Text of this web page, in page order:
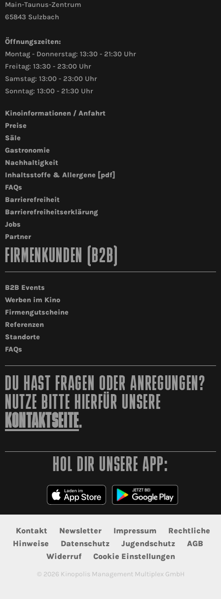
Main-Taunus-Zentrum
65843 Sulzbach
Öffnungszeiten:
Montag - Donnerstag: 13:30 - 21:30 Uhr
Freitag: 13:30 - 23:00 Uhr
Samstag: 13:00 - 23:00 Uhr
Sonntag: 13:00 - 21:30 Uhr
Kinoinformationen / Anfahrt
Preise
Säle
Gastronomie
Nachhaltigkeit
Inhaltsstoffe & Allergene [pdf]
FAQs
Barrierefreiheit
Barrierefreiheitserklärung
Jobs
Partner
FIRMENKUNDEN (B2B)
B2B Events
Werben im Kino
Firmengutscheine
Referenzen
Standorte
FAQs
DU HAST FRAGEN ODER ANREGUNGEN?
NUTZE BITTE HIERFÜR UNSERE
KONTAKTSEITE.
HOL DIR UNSERE APP:
Kontakt Newsletter Impressum
Rechtliche
Hinweise
Datenschutz Jugendschutz
AGB
Widerruf
Cookie Einstellungen
© 2026 Kinopolis Management Multiplex GmbH